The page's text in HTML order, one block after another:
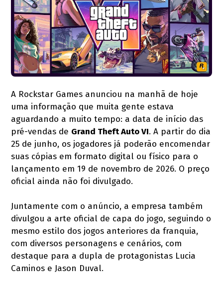
A Rockstar Games anunciou na manhã de hoje
uma informação que muita gente estava
aguardando a muito tempo: a data de início das
pré-vendas de Grand Theft Auto VI. A partir do dia
25 de junho, os jogadores já poderão encomendar
suas cópias em formato digital ou físico para o
lançamento em 19 de novembro de 2026. O preço
oficial ainda não foi divulgado.
Juntamente com o anúncio, a empresa também
divulgou a arte oficial de capa do jogo, seguindo o
mesmo estilo dos jogos anteriores da franquia,
com diversos personagens e cenários, com
destaque para a dupla de protagonistas Lucia
Caminos e Jason Duval.